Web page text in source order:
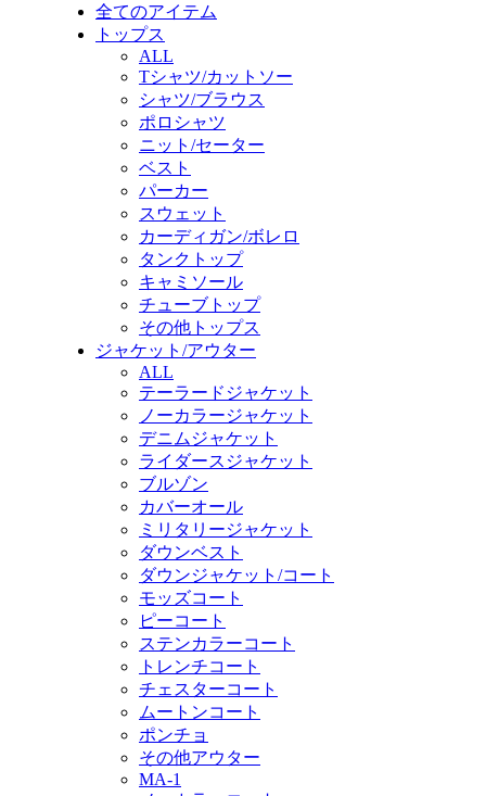
全てのアイテム
トップス
ALL
Tシャツ/カットソー
シャツ/ブラウス
ポロシャツ
ニット/セーター
ベスト
パーカー
スウェット
カーディガン/ボレロ
タンクトップ
キャミソール
チューブトップ
その他トップス
ジャケット/アウター
ALL
テーラードジャケット
ノーカラージャケット
デニムジャケット
ライダースジャケット
ブルゾン
カバーオール
ミリタリージャケット
ダウンベスト
ダウンジャケット/コート
モッズコート
ピーコート
ステンカラーコート
トレンチコート
チェスターコート
ムートンコート
ポンチョ
その他アウター
MA-1